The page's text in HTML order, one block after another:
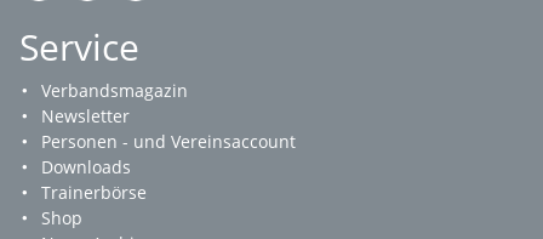
Service
Verbandsmagazin
Newsletter
Personen - und Vereinsaccount
Downloads
Trainerbörse
Shop